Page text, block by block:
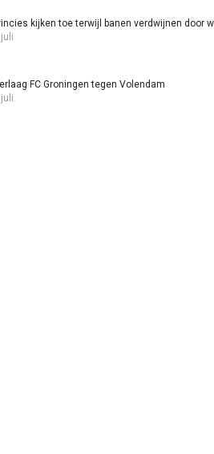
kijken toe terwijl banen verdwijnen door
FC Groningen tegen Volendam